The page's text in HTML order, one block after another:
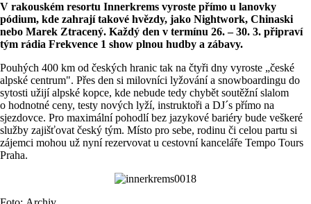
V rakouském resortu Innerkrems vyroste přímo u lanovky
pódium, kde zahrají takové hvězdy, jako Nightwork, Chinaski
nebo Marek Ztracený. Každý den v termínu 26. – 30. 3. připraví
tým rádia Frekvence 1 show plnou hudby a zábavy.
Pouhých 400 km od českých hranic tak na čtyři dny vyroste „české
alpské centrum". Přes den si milovníci lyžování a snowboardingu do
sytosti užijí alpské kopce, kde nebude tedy chybět soutěžní slalom
o hodnotné ceny, testy nových lyží, instruktoři a DJ´s přímo na
sjezdovce. Pro maximální pohodlí bez jazykové bariéry bude veškeré
služby zajišťovat český tým. Místo pro sebe, rodinu či celou partu si
zájemci mohou už nyní rezervovat u cestovní kanceláře Tempo Tours
Praha.